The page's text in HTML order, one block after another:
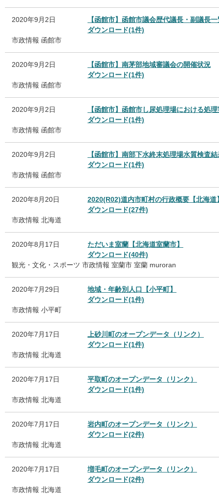
2020年9月2日
【函館市】函館市議会歴代議長・副議長一
ダウンロード(1件)
市政情報 函館市
2020年9月2日
【函館市】南茅部地域審議会の開催状況
ダウンロード(1件)
市政情報 函館市
2020年9月2日
【函館市】函館市し尿処理場における処
ダウンロード(1件)
市政情報 函館市
2020年9月2日
【函館市】南部下水終末処理場水質検査結
ダウンロード(1件)
市政情報 函館市
2020年8月20日
2020(R02)道内市町村の行政概要【北海道
ダウンロード(27件)
市政情報 北海道
2020年8月17日
ただいま室蘭【北海道室蘭市】
ダウンロード(40件)
観光・文化・スポーツ 市政情報 室蘭市 室蘭 muroran
2020年7月29日
地域・年齢別人口【小平町】
ダウンロード(1件)
市政情報 小平町
2020年7月17日
上砂川町のオープンデータ（リンク）
ダウンロード(1件)
市政情報 北海道
2020年7月17日
平取町のオープンデータ（リンク）
ダウンロード(1件)
市政情報 北海道
2020年7月17日
岩内町のオープンデータ（リンク）
ダウンロード(2件)
市政情報 北海道
2020年7月17日
増毛町のオープンデータ（リンク）
ダウンロード(2件)
市政情報 北海道